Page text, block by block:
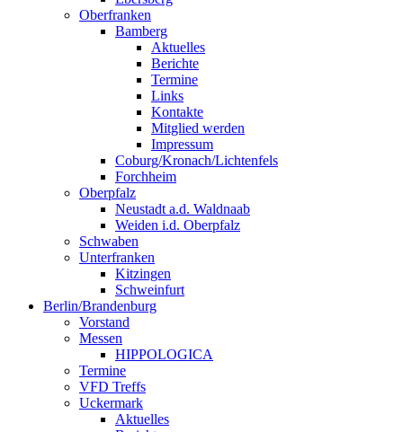
Oberfranken
Bamberg
Aktuelles
Berichte
Termine
Links
Kontakte
Mitglied werden
Impressum
Coburg/Kronach/Lichtenfels
Forchheim
Oberpfalz
Neustadt a.d. Waldnaab
Weiden i.d. Oberpfalz
Schwaben
Unterfranken
Kitzingen
Schweinfurt
Berlin/Brandenburg
Vorstand
Messen
HIPPOLOGICA
Termine
VFD Treffs
Uckermark
Aktuelles